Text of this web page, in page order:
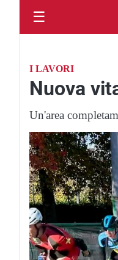
☰
I LAVORI
Nuova
Un'area